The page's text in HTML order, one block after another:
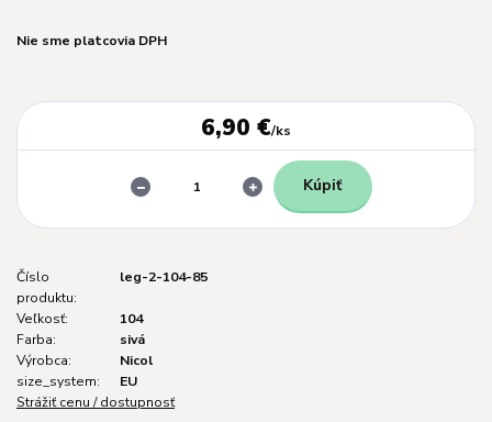
Nie sme platcovia DPH
6,90 €/ks
Kúpiť
Číslo
produktu:
leg-2-104-85
Veľkosť:
104
Farba:
sivá
Výrobca:
Nicol
size_system:
EU
Strážiť cenu / dostupnosť